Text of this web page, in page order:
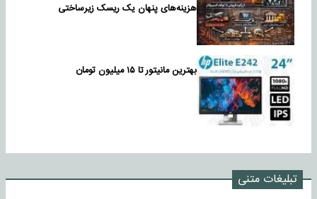
هزینه‌های پنهان یک ریسک زیرساختی
بهترین مانیتور تا ۱۵ میلیون تومان
تبلیغات متنی